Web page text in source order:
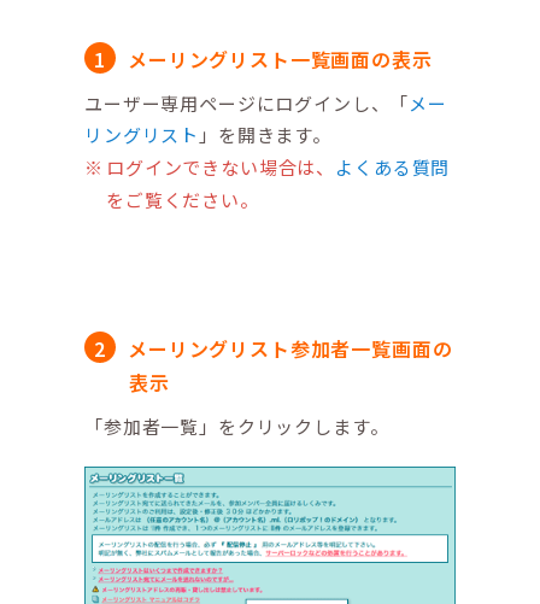
メーリングリスト一覧画面の表示
ユーザー専用ページにログインし、「メー
リングリスト 」を開きます。
ログインできない場合は、 よくある質問
をご覧ください。
メーリングリスト参加者一覧画面の
表示
「参加者一覧」をクリックします。